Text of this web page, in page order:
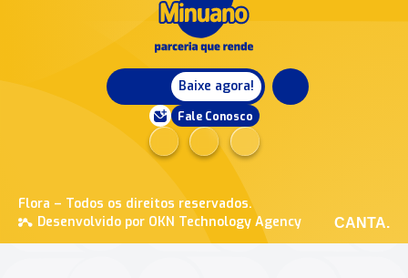
Baixe agora!
Fale Conosco
Flora – Todos os direitos reservados.
Desenvolvido por OKN Technology Agency
CANTA.